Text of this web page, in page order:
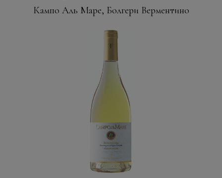
Кампо Аль Маре, Болгери Верментино